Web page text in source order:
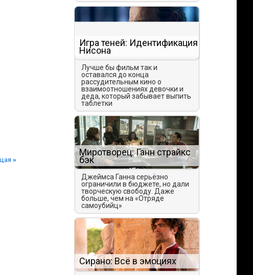
»
Игра теней: Идентификация
Нисона
Лучше бы фильм так и
оставался до конца
рассудительным кино о
взаимоотношениях девочки и
деда, который забывает выпить
таблетки
Миротворец: Ганн страйкс
бэк
Джеймса Ганна серьёзно
ограничили в бюджете, но дали
творческую свободу. Даже
больше, чем на «Отряде
самоубийц»
Сирано: Всё в эмоциях